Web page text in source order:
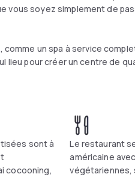
vous soyez simplement de
un spa à service
lieu pour créer un centre de
sont à
cocooning,
Le restaurant
américaine
végétariennes,